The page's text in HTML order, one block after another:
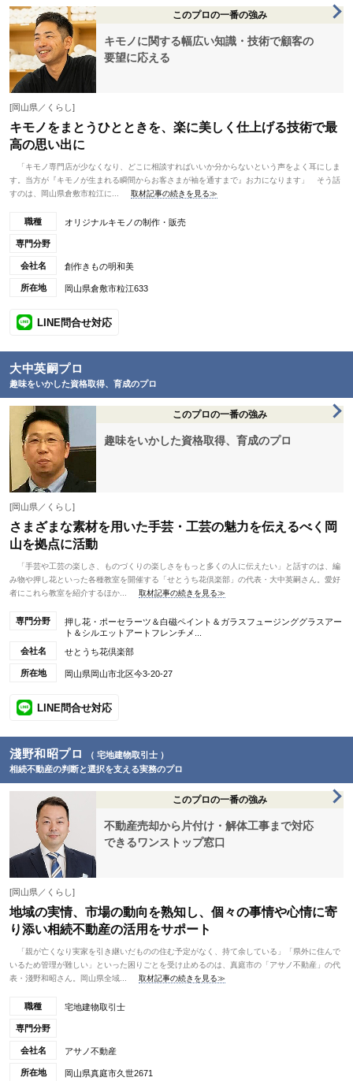
このプロの一番の強み
キモノに関する幅広い知識・技術で顧客の
要望に応える
[岡山県／くらし]
キモノをまとうひとときを、楽に美しく仕上げる技術で最
高の思い出に
「キモノ専門店が少なくなり、どこに相談すればいいか分からないという声をよく耳にしま
す。当方が『キモノが生まれる瞬間からお客さまが袖を通すまで』お力になります」 そう話
すのは、岡山県倉敷市粒江に...
取材記事の続きを見る≫
職種 オリジナルキモノの制作・販売
専門分野
会社名 創作きもの明和美
所在地 岡山県倉敷市粒江633
LINE問合せ対応
大中英嗣プロ
趣味をいかした資格取得、育成のプロ
このプロの一番の強み
趣味をいかした資格取得、育成のプロ
[岡山県／くらし]
さまざまな素材を用いた手芸・工芸の魅力を伝えるべく岡
山を拠点に活動
「手芸や工芸の楽しさ、ものづくりの楽しさをもっと多くの人に伝えたい」と話すのは、編
み物や押し花といった各種教室を開催する「せとうち花倶楽部」の代表・大中英嗣さん。愛好
者にこれら教室を紹介するほか...
取材記事の続きを見る≫
専門分野
押し花・ポーセラーツ＆白磁ペイント＆ガラスフュージンググラスアー
ト＆シルエットアートフレンチメ...
会社名
せとうち花倶楽部
所在地 岡山県岡山市北区今3-20-27
LINE問合せ対応
淺野和昭プロ
（ 宅地建物取引士 ）
相続不動産の判断と選択を支える実務のプロ
このプロの一番の強み
不動産売却から片付け・解体工事まで対応
できるワンストップ窓口
[岡山県／くらし]
地域の実情、市場の動向を熟知し、個々の事情や心情に寄
り添い相続不動産の活用をサポート
「親が亡くなり実家を引き継いだものの住む予定がなく、持て余している」「県外に住んで
いるため管理が難しい」といった困りごとを受け止めるのは、真庭市の「アサノ不動産」の代
表・淺野和昭さん。岡山県全域...
取材記事の続きを見る≫
職種 宅地建物取引士
専門分野
会社名 アサノ不動産
所在地 岡山県真庭市久世2671